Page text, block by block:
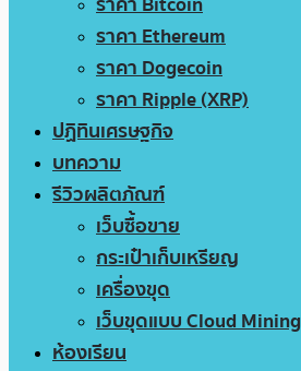
ราคา Ethereum
ราคา Dogecoin
ราคา Ripple (XRP)
ปฏิทินเศรษฐกิจ
บทความ
รีวิวผลิตภัณฑ์
เว็บซื้อขาย
กระเป๋าเก็บเหรียญ
เครื่องขุด
เว็บขุดแบบ Cloud Mining
ห้องเรียน